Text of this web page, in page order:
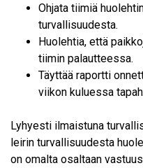
Ohjata tiimiä
turvallisuudesta.
Huolehtia, että
tiimin palautteessa.
Täyttää raportti
viikon kuluessa
Lyhyesti ilmaistuna
leirin turvallisuudesta
on omalta osaltaan